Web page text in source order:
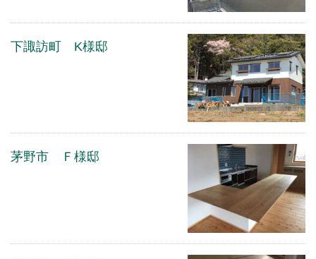
下諏訪町 K様邸
茅野市 Ｆ様邸